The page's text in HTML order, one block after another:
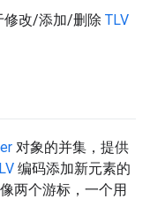
修改/添加/删除 TLV
对象的并集，提供
编码添加新元素的
两个游标，一个用